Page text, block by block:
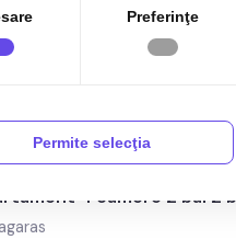
4 camere 2 bai 2
Preferinţe
Permite selecţia